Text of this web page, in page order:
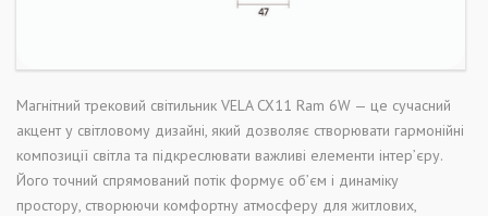
Магнітний трековий світильник VELA CX11 Ram 6W — це сучасний
акцент у світловому дизайні, який дозволяє створювати гармонійні
композиції світла та підкреслювати важливі елементи інтер’єру.
Його точний спрямований потік формує об’єм і динаміку
простору, створюючи комфортну атмосферу для житлових,